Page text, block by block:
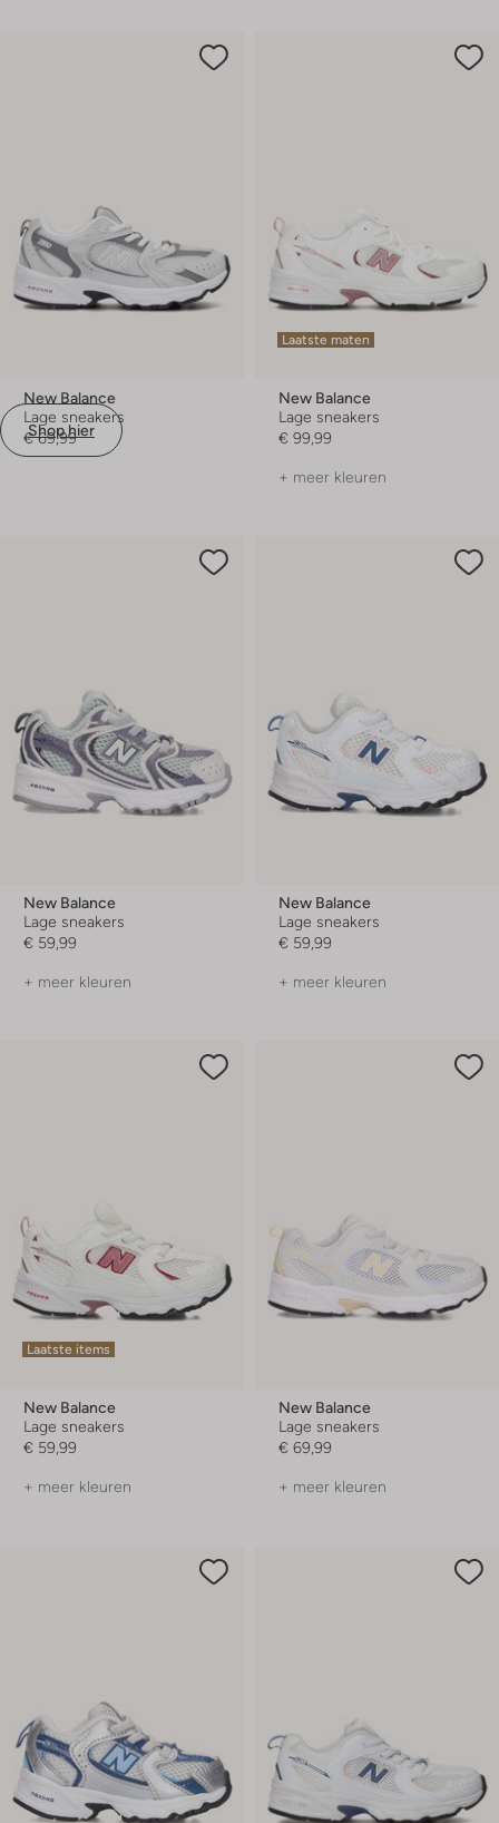
Shop hier
New Balance
Lage sneakers
€ 69,99
Laatste maten
New Balance
Lage sneakers
€ 99,99
+ meer kleuren
New Balance
Lage sneakers
€ 59,99
+ meer kleuren
New Balance
Lage sneakers
€ 59,99
+ meer kleuren
Laatste items
New Balance
Lage sneakers
€ 59,99
+ meer kleuren
New Balance
Lage sneakers
€ 69,99
+ meer kleuren